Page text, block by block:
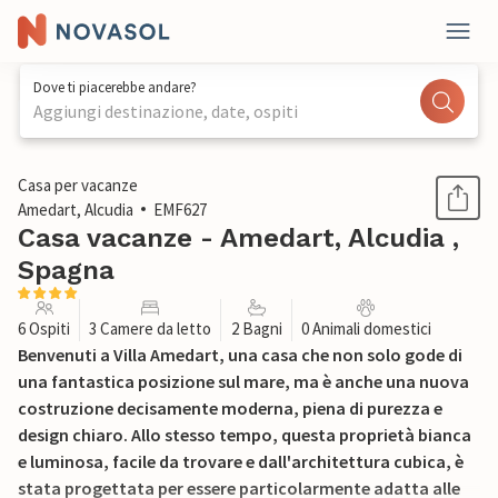
Dove ti piacerebbe andare?
Aggiungi destinazione, date, ospiti
1 / 27
Casa per vacanze
Amedart, Alcudia
EMF627
Casa vacanze - Amedart, Alcudia ,
Spagna
6 Ospiti 3 Camere da letto 2 Bagni 0 Animali domestici
Benvenuti a Villa Amedart, una casa che non solo gode di
una fantastica posizione sul mare, ma è anche una nuova
costruzione decisamente moderna, piena di purezza e
design chiaro. Allo stesso tempo, questa proprietà bianca
e luminosa, facile da trovare e dall'architettura cubica, è
stata progettata per essere particolarmente adatta alle